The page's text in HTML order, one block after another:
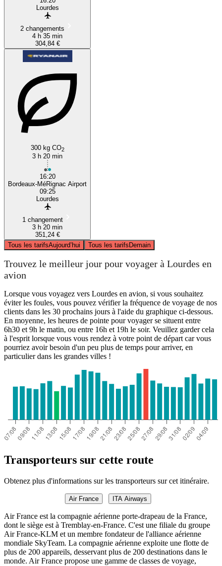
Lourdes
2 changements
4 h 35 min
304,84 €
300 kg CO2
3 h 20 min
16:20
Bordeaux-MéRignac Airport
09:25
Lourdes
1 changement
3 h 20 min
351,24 €
Tous les tarifsAujourd’hui Tous les tarifsDemain
Trouvez le meilleur jour pour voyager à Lourdes en
avion
Lorsque vous voyagez vers Lourdes en avion, si vous souhaitez
éviter les foules, vous pouvez vérifier la fréquence de voyage de nos
clients dans les 30 prochains jours à l'aide du graphique ci-dessous.
En moyenne, les heures de pointe pour voyager se situent entre
6h30 et 9h le matin, ou entre 16h et 19h le soir. Veuillez garder cela
à l'esprit lorsque vous vous rendez à votre point de départ car vous
pourriez avoir besoin d'un peu plus de temps pour arriver, en
particulier dans les grandes villes !
Transporteurs sur cette route
Obtenez plus d'informations sur les transporteurs sur cet itinéraire.
Air France ITA Airways
Air France est la compagnie aérienne porte-drapeau de la France,
dont le siège est à Tremblay-en-France. C'est une filiale du groupe
Air France-KLM et un membre fondateur de l'alliance aérienne
mondiale SkyTeam. La compagnie aérienne exploite une flotte de
plus de 200 appareils, desservant plus de 200 destinations dans le
monde. Air France propose une gamme de classes de voyage,